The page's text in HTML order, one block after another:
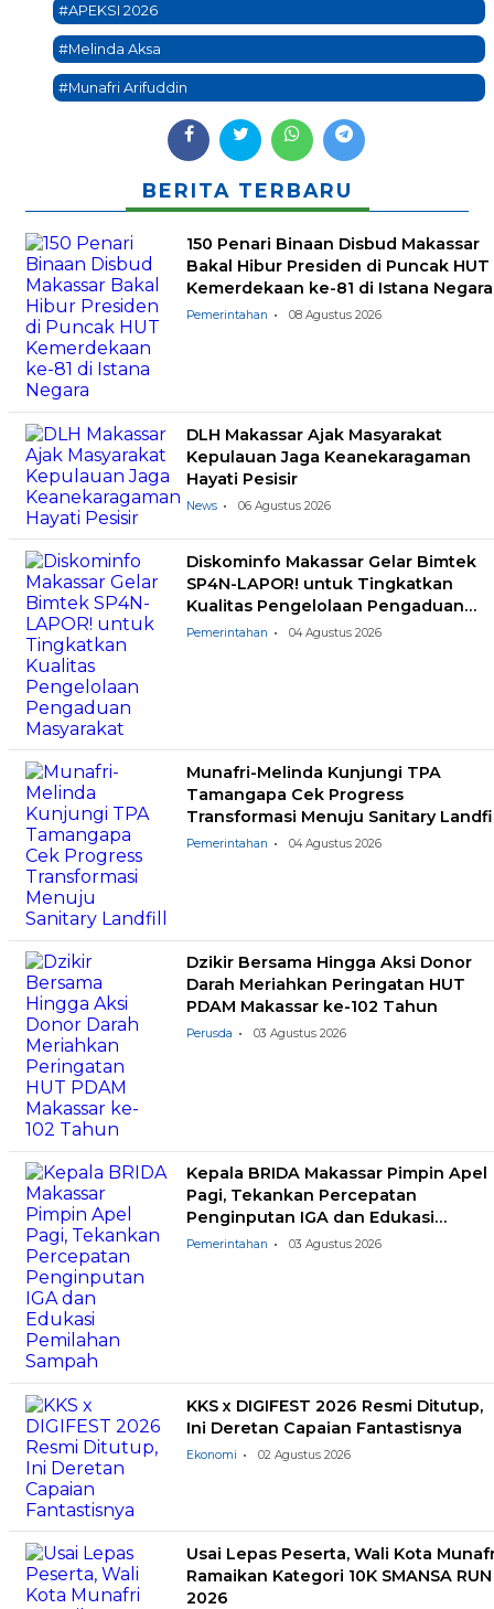
#APEKSI 2026
#Melinda Aksa
#Munafri Arifuddin
BERITA TERBARU
150 Penari Binaan Disbud Makassar
Bakal Hibur Presiden di Puncak HUT
Kemerdekaan ke-81 di Istana Negara
Pemerintahan 08 Agustus 2026
DLH Makassar Ajak Masyarakat
Kepulauan Jaga Keanekaragaman
Hayati Pesisir
News 06 Agustus 2026
Diskominfo Makassar Gelar Bimtek
SP4N-LAPOR! untuk Tingkatkan
Kualitas Pengelolaan Pengaduan
Masyarakat
Pemerintahan 04 Agustus 2026
Munafri-Melinda Kunjungi TPA
Tamangapa Cek Progress
Transformasi Menuju Sanitary
Pemerintahan 04 Agustus 2026
Dzikir Bersama Hingga Aksi Donor
Darah Meriahkan Peringatan HUT
PDAM Makassar ke-102 Tahun
Perusda 03 Agustus 2026
Kepala BRIDA Makassar Pimpin Apel
Pagi, Tekankan Percepatan
Penginputan IGA dan Edukasi
Pemilahan Sampah
Pemerintahan 03 Agustus 2026
KKS x DIGIFEST 2026 Resmi Ditutup,
Ini Deretan Capaian Fantastisnya
Ekonomi 02 Agustus 2026
Usai Lepas Peserta, Wali Kota
Ramaikan Kategori 10K SMANSA RUN
2026